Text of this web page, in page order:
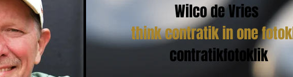
Wilco de Vries
think contratik in one
contratikfotoklik